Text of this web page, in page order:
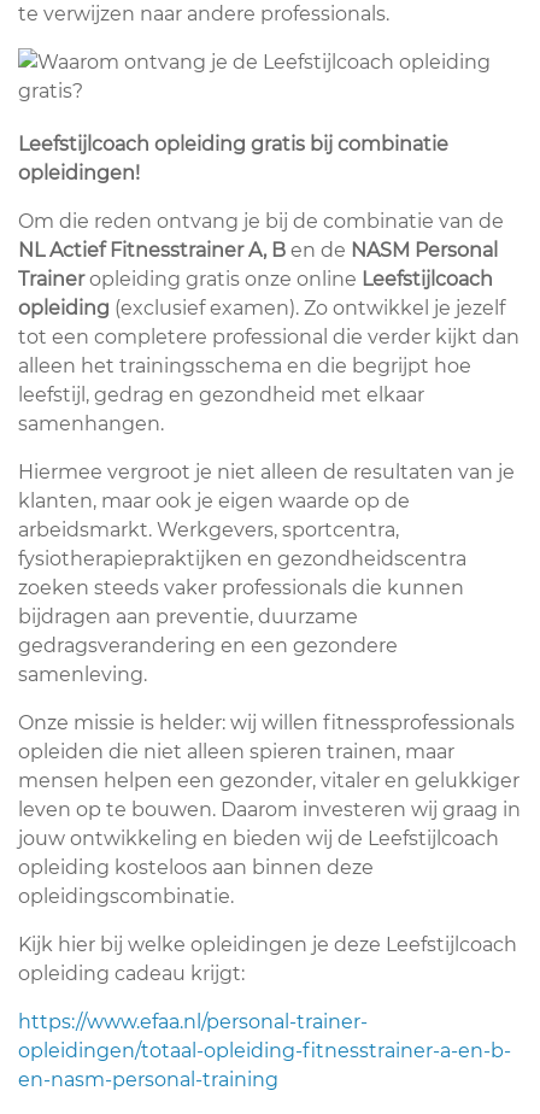
te verwijzen naar andere professionals.
Leefstijlcoach opleiding gratis bij combinatie
opleidingen!
Om die reden ontvang je bij de combinatie van de
NL Actief Fitnesstrainer A, B en de NASM Personal
Traineropleiding gratis onze online Leefstijlcoach
opleiding (exclusief examen). Zo ontwikkel je jezelf
tot een completere professional die verder kijkt dan
alleen het trainingsschema en die begrijpt hoe
leefstijl, gedrag en gezondheid met elkaar
samenhangen.
Hiermee vergroot je niet alleen de resultaten van je
klanten, maar ook je eigen waarde op de
arbeidsmarkt. Werkgevers, sportcentra,
fysiotherapiepraktijken en gezondheidscentra
zoeken steeds vaker professionals die kunnen
bijdragen aan preventie, duurzame
gedragsverandering en een gezondere
samenleving.
Onze missie is helder: wij willen fitnessprofessionals
opleiden die niet alleen spieren trainen, maar
mensen helpen een gezonder, vitaler en gelukkiger
leven op te bouwen. Daarom investeren wij graag in
jouw ontwikkeling en bieden wij de Leefstijlcoach
opleiding kosteloos aan binnen deze
opleidingscombinatie.
Kijk hier bij welke opleidingen je deze Leefstijlcoach
opleiding cadeau krijgt:
https://www.efaa.nl/personal-trainer-
opleidingen/totaal-opleiding-fitnesstrainer-a-en-b-
en-nasm-personal-training